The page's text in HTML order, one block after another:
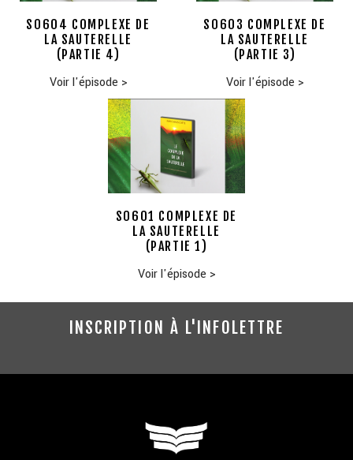
S0604 COMPLEXE DE
LA SAUTERELLE
(PARTIE 4)
Voir l'épisode >
S0603 COMPLEXE DE
LA SAUTERELLE
(PARTIE 3)
Voir l'épisode >
S0601 COMPLEXE DE
LA SAUTERELLE
(PARTIE 1)
Voir l'épisode >
INSCRIPTION À L'INFOLETTRE